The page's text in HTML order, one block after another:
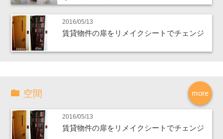
2016/05/13
賃貸物件の扉をリメイクシートでチェンジ
more
空間
2016/05/13
賃貸物件の扉をリメイクシートでチェンジ